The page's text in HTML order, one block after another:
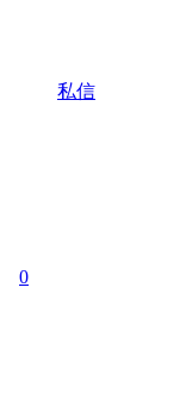
私信
0